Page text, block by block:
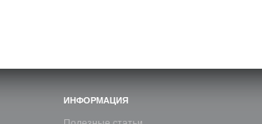
ИНФОРМАЦИЯ